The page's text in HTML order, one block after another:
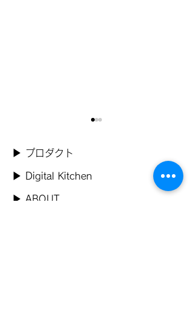
​▶ プロダクト
​▶ Digital Kitchen
​▶ ABOUT